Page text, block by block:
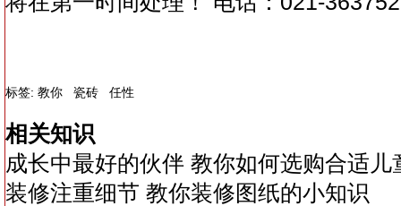
标签: 教你 瓷砖 任性
相关知识
成长中最好的伙伴 教你如何选购合适儿
装修注重细节 教你装修图纸的小知识